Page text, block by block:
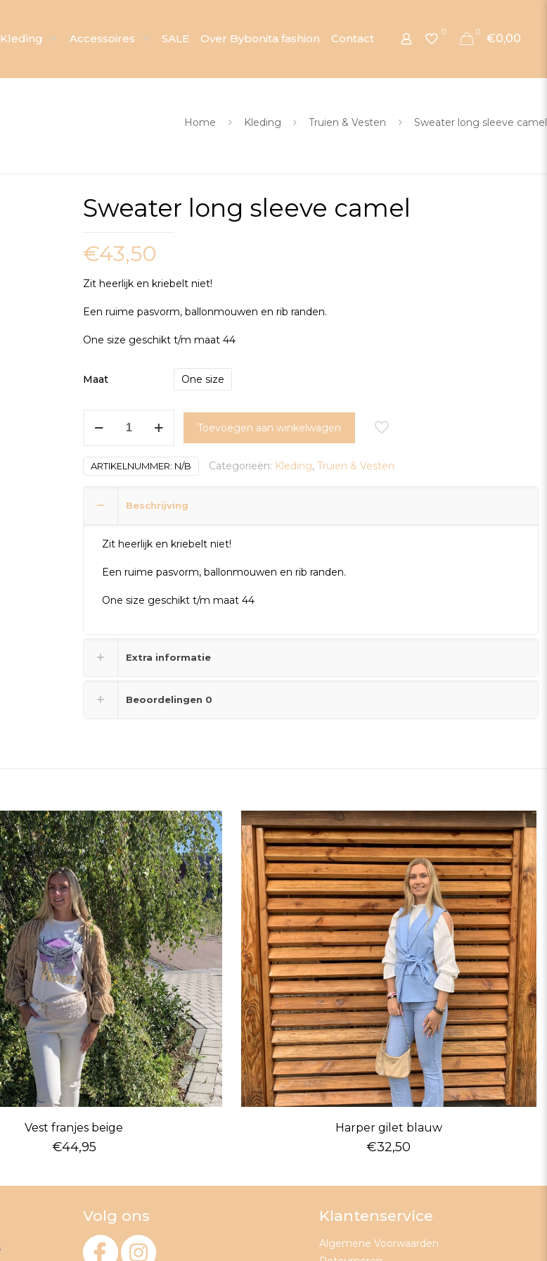
Kleding Accessoires SALE Over Bybonita fashion Contact 0 0 €0,00
Home Kleding Truien & Vesten Sweater long sleeve camel
Sweater long sleeve camel
€43,50
Zit heerlijk en kriebelt niet!
Een ruime pasvorm, ballonmouwen en rib randen.
One size geschikt t/m maat 44
Maat One size
camel
Toevoegen aan winkelwagen
ARTIKELNUMMER: N/B Categorieën: Kleding, Truien & Vesten
Beschrijving
Zit heerlijk en kriebelt niet!
Een ruime pasvorm, ballonmouwen en rib randen.
One size geschikt t/m maat 44
Extra informatie
Beoordelingen 0
Vest franjes beige
€44,95
Harper gilet blauw
€32,50
Volg ons Klantenservice
Algemene Voorwaarden